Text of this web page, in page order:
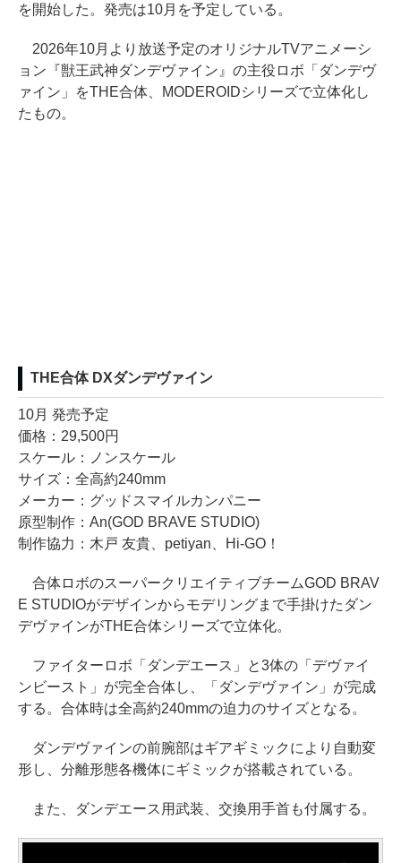
を開始した。発売は10月を予定している。
2026年10月より放送予定のオリジナルTVアニメーシ
ョン『獣王武神ダンデヴァイン』の主役ロボ「ダンデヴ
ァイン」をTHE合体、MODEROIDシリーズで立体化し
たもの。
THE合体 DXダンデヴァイン
10月 発売予定
価格：29,500円
スケール：ノンスケール
サイズ：全高約240mm
メーカー：グッドスマイルカンパニー
原型制作：An(GOD BRAVE STUDIO)
制作協力：木戸 友貴、petiyan、Hi-GO！
合体ロボのスーパークリエイティブチームGOD BRAV
E STUDIOがデザインからモデリングまで手掛けたダン
デヴァインがTHE合体シリーズで立体化。
ファイターロボ「ダンデエース」と3体の「デヴァイ
ンビースト」が完全合体し、「ダンデヴァイン」が完成
する。合体時は全高約240mmの迫力のサイズとなる。
ダンデヴァインの前腕部はギアギミックにより自動変
形し、分離形態各機体にギミックが搭載されている。
また、ダンデエース用武装、交換用手首も付属する。